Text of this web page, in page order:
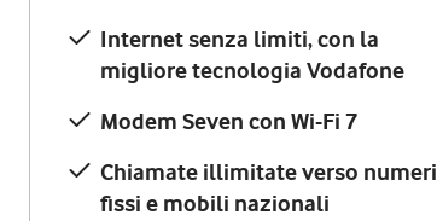
Internet senza limiti, con la
migliore tecnologia Vodafone
Modem Seven con Wi-Fi 7
Chiamate illimitate verso numeri
fissi e mobili nazionali